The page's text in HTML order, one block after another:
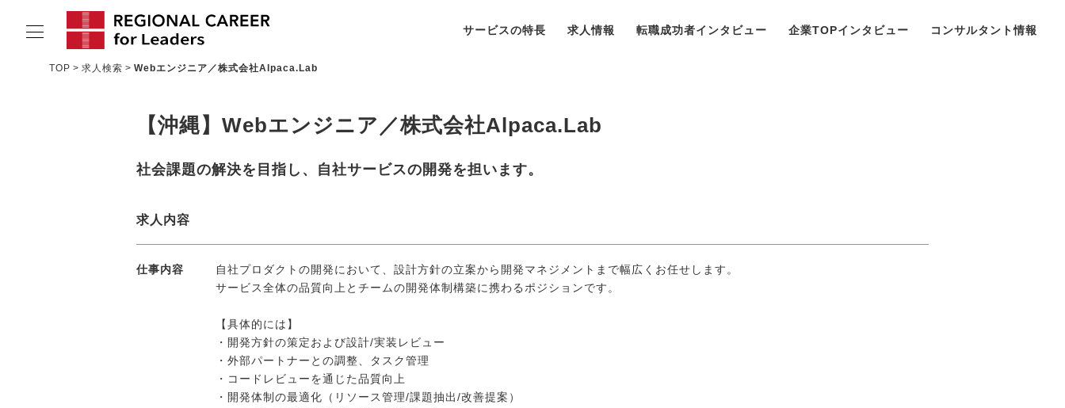
サービスの特長 求人情報 転職成功者インタビュー 企業TOPインタビュー コンサルタント情報
コンサルタント情報
TOP 求人検索 Webエンジニア／株式会社Alpaca.Lab
【沖縄】Webエンジニア／株式会社Alpaca.Lab
社会課題の解決を目指し、自社サービスの開発を担います。
求人内容
仕事内容
自社プロダクトの開発において、設計方針の立案から開発マネジメントまで幅広くお任せします。
サービス全体の品質向上とチームの開発体制構築に携わるポジションです。
【具体的には】
・開発方針の策定および設計/実装レビュー
・外部パートナーとの調整、タスク管理
・コードレビューを通じた品質向上
・開発体制の最適化（リソース管理/課題抽出/改善提案）